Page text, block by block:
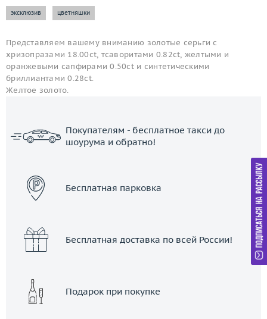
эксклюзив цветняшки
Представляем вашему вниманию золотые серьги с
хризопразами 18.00ct, тсаворитами 0.82ct, желтыми и
оранжевыми сапфирами 0.50ct и синтетическими
бриллиантами 0.28ct.
Желтое золото.
Покупателям - бесплатное такси до
шоурума и обратно!
Бесплатная парковка
Бесплатная доставка по всей России!
Подарок при покупке